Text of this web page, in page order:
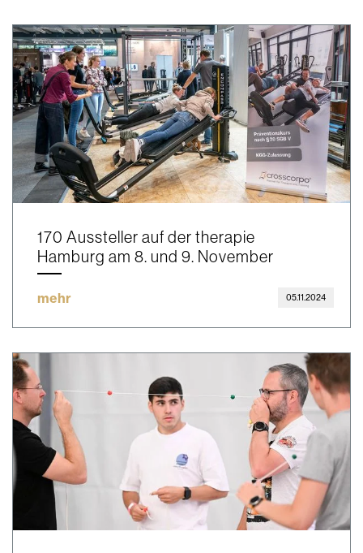
170 Aussteller auf der therapie
Hamburg am 8. und 9. November
mehr 05.11.2024